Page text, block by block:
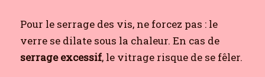
Pour le serrage des vis, ne forcez pas : le
verre se dilate sous la chaleur. En cas de
serrage excessif, le vitrage risque de se fêler.